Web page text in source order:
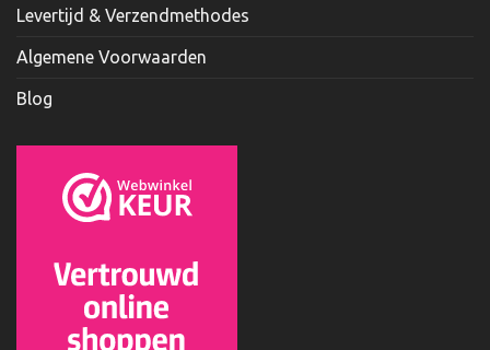
Levertijd & Verzendmethodes
Algemene Voorwaarden
Blog